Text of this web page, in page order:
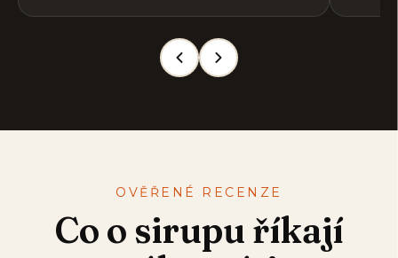
OVĚŘENÉ RECENZE
Co o sirupu říkají